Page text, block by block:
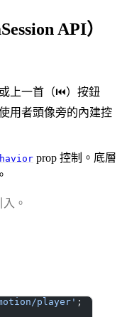
API）
上一首（⏮）按鈕
用者頭像旁的內建控
prop 控制。底層
。
。
player' ;